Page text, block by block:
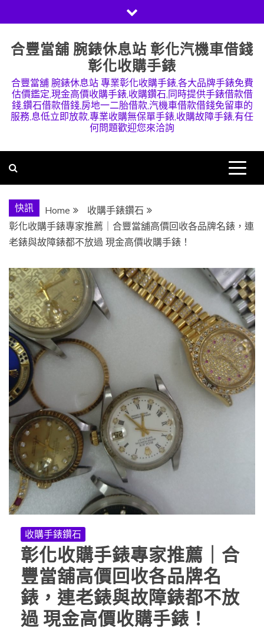
to
content
合豐當舖 腕錶休息站 彰化汽機車借錢
彰化收購手錶
合豐當舖 腕錶休息站 專業彰化收購手錶,各大品牌手錶免費
估價鑑定,現金高價收購手錶,收購鑽石,同時提供手錶借款借
錢,鑽石借款借錢,房地一二胎借款,汽機車借款借錢免留車的
服務,息低立即放款,專業收購無保單手錶,收購故障手錶,有任
何問題歡迎您來洽詢
快訊 Home
收購手錶鑽石
彰化收購手錶專家推薦｜合豐當舖高價回收各品牌名錶，連
老錶與故障錶都不放過 現金高價收購手錶！
收購手錶鑽石
彰化收購手錶專家推薦｜合
豐當舖高價回收各品牌名
錶，連老錶與故障錶都不放
過 現金高價收購手錶！